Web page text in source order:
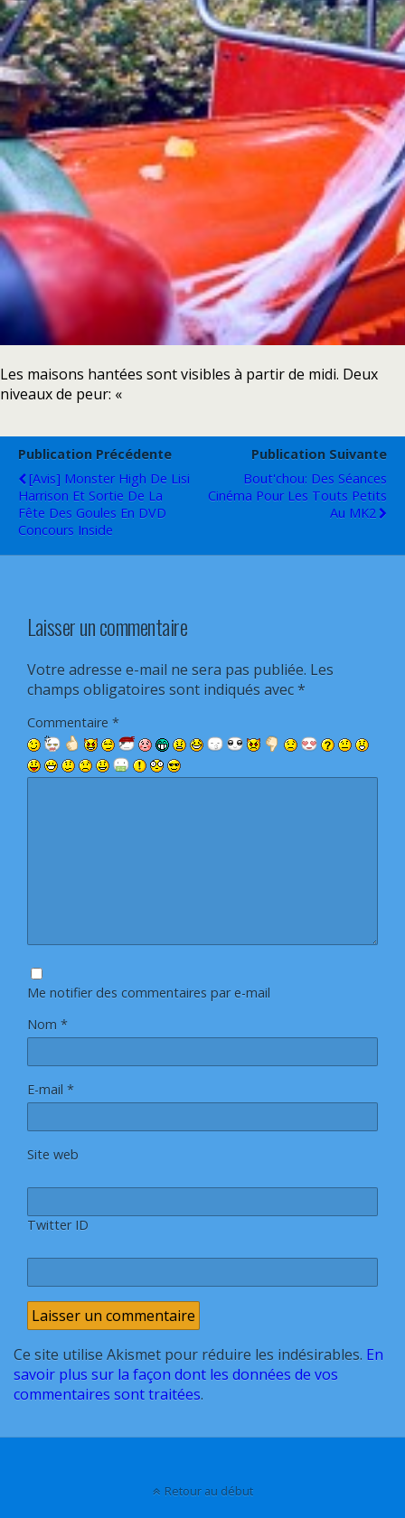
Les maisons hantées sont visibles à partir de midi. Deux
niveaux de peur: «
Publication Précédente
[Avis] Monster High De Lisi
Harrison Et Sortie De La
Fête Des Goules En DVD
Concours Inside
Publication Suivante
Bout'chou: Des Séances
Cinéma Pour Les Touts Petits
Au MK2
Laisser un commentaire
Votre adresse e-mail ne sera pas publiée. Les
champs obligatoires sont indiqués avec*
Commentaire *
Me notifier des commentaires par e-mail
Nom *
E-mail *
Site web
Twitter ID
Ce site utilise Akismet pour réduire les indésirables. En
savoir plus sur la façon dont les données de vos
commentaires sont traitées.
Retour au début